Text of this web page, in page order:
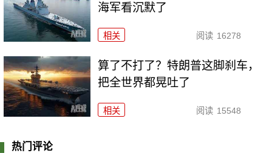
海军看沉默了
相关 阅读 16278
算了不打了？特朗普这脚刹车，
把全世界都晃吐了
相关 阅读 15548
热门评论